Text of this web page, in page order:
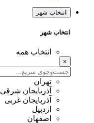
انتخاب شهر
انتخاب شهر
انتخاب همه
×
تهران
آذربایجان شرقی
آذربایجان غربی
اردبیل
اصفهان